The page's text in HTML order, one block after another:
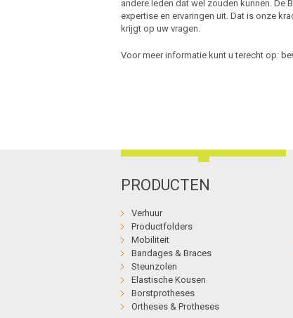
andere leden dat wel zouden kunnen. De
expertise en ervaringen uit. Dat is onze
krijgt op uw vragen.
Voor meer informatie kunt u terecht op:
PRODUCTEN
Verhuur
Productfolders
Mobiliteit
Bandages & Braces
Steunzolen
Elastische Kousen
Borstprotheses
Ortheses & Protheses